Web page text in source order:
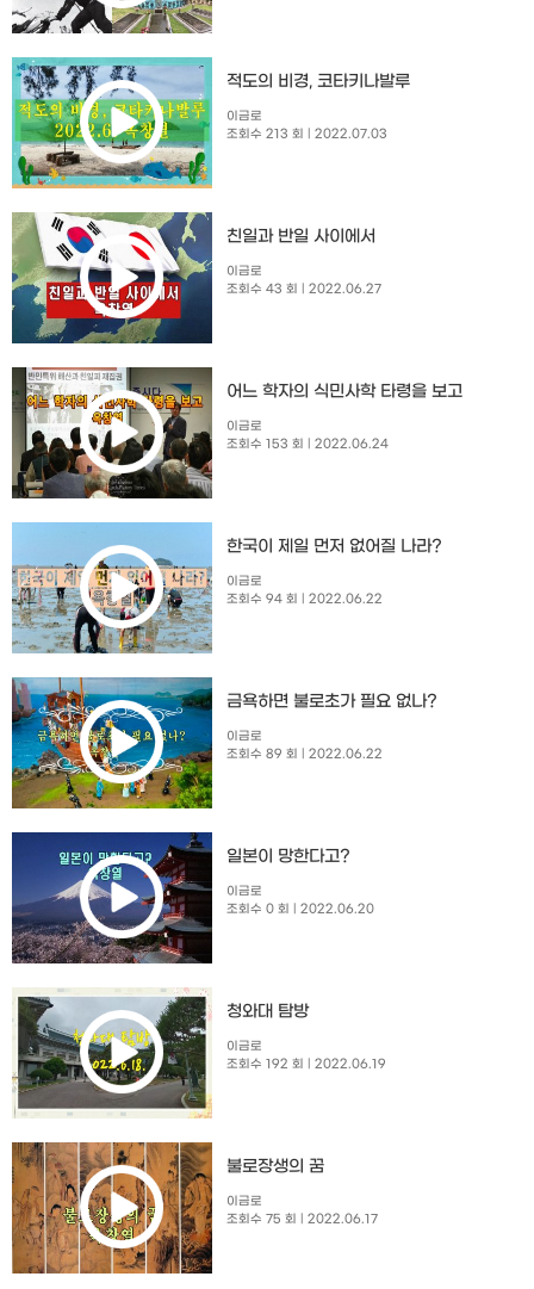
적도의 비경, 코타키나발루
이금로
조회수 213 회
| 2022.07.03
친일과 반일 사이에서
이금로
조회수 43 회
| 2022.06.27
어느 학자의 식민사학 타령을 보고
이금로
조회수 153 회
| 2022.06.24
한국이 제일 먼저 없어질 나라?
이금로
조회수 94 회
| 2022.06.22
금욕하면 불로초가 필요 없나?
이금로
조회수 89 회
| 2022.06.22
일본이 망한다고?
이금로
조회수 0 회
| 2022.06.20
청와대 탐방
이금로
조회수 192 회
| 2022.06.19
불로장생의 꿈
이금로
조회수 75 회
| 2022.06.17